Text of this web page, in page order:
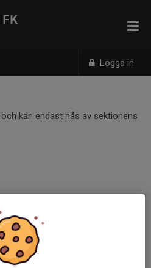
Logga in
kan endast nås av sektionens